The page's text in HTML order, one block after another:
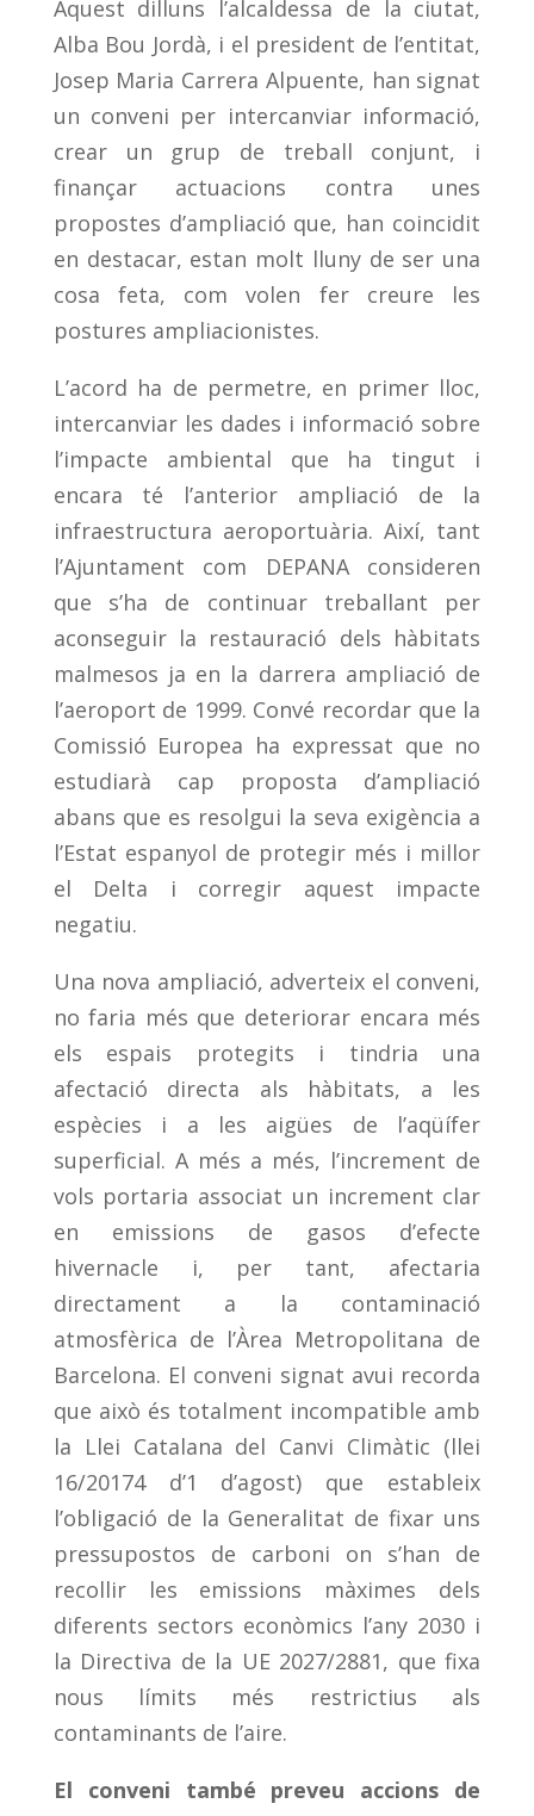
Aquest dilluns l’alcaldessa de la ciutat,
Alba Bou Jordà, i el president de l’entitat,
Josep Maria Carrera Alpuente, han signat
un conveni per intercanviar informació,
crear un grup de treball conjunt, i
finançar actuacions contra unes
propostes d’ampliació que, han coincidit
en destacar, estan molt lluny de ser una
cosa feta, com volen fer creure les
postures ampliacionistes.
L’acord ha de permetre, en primer lloc,
intercanviar les dades i informació sobre
l’impacte ambiental que ha tingut i
encara té l’anterior ampliació de la
infraestructura aeroportuària. Així, tant
l’Ajuntament com DEPANA consideren
que s’ha de continuar treballant per
aconseguir la restauració dels hàbitats
malmesos ja en la darrera ampliació de
l’aeroport de 1999. Convé recordar que la
Comissió Europea ha expressat que no
estudiarà cap proposta d’ampliació
abans que es resolgui la seva exigència a
l’Estat espanyol de protegir més i millor
el Delta i corregir aquest impacte
negatiu.
Una nova ampliació, adverteix el conveni,
no faria més que deteriorar encara més
els espais protegits i tindria una
afectació directa als hàbitats, a les
espècies i a les aigües de l’aqüífer
superficial. A més a més, l’increment de
vols portaria associat un increment clar
en emissions de gasos d’efecte
hivernacle i, per tant, afectaria
directament a la contaminació
atmosfèrica de l’Àrea Metropolitana de
Barcelona. El conveni signat avui recorda
que això és totalment incompatible amb
la Llei Catalana del Canvi Climàtic (llei
16/20174 d’1 d’agost) que estableix
l’obligació de la Generalitat de fixar uns
pressupostos de carboni on s’han de
recollir les emissions màximes dels
diferents sectors econòmics l’any 2030 i
la Directiva de la UE 2027/2881, que fixa
nous límits més restrictius als
contaminants de l’aire.
El conveni també preveu accions de